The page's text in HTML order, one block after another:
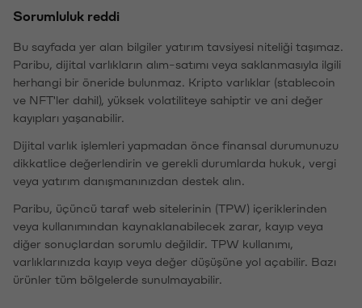
Sorumluluk reddi
Bu sayfada yer alan bilgiler yatırım tavsiyesi niteliği taşımaz.
Paribu, dijital varlıkların alım-satımı veya saklanmasıyla ilgili
herhangi bir öneride bulunmaz. Kripto varlıklar (stablecoin
ve NFT'ler dahil), yüksek volatiliteye sahiptir ve ani değer
kayıpları yaşanabilir.
Dijital varlık işlemleri yapmadan önce finansal durumunuzu
dikkatlice değerlendirin ve gerekli durumlarda hukuk, vergi
veya yatırım danışmanınızdan destek alın.
Paribu, üçüncü taraf web sitelerinin (TPW) içeriklerinden
veya kullanımından kaynaklanabilecek zarar, kayıp veya
diğer sonuçlardan sorumlu değildir. TPW kullanımı,
varlıklarınızda kayıp veya değer düşüşüne yol açabilir. Bazı
ürünler tüm bölgelerde sunulmayabilir.